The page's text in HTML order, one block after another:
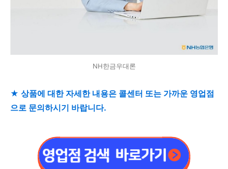
NH한금우대론
★ 상품에 대한 자세한 내용은 콜센터 또는 가까운 영업점
으로 문의하시기 바랍니다.